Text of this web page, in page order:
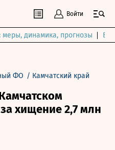
Войти
динамика, прогнозы
ФО / Камчатский край
хищение 2,7 млн